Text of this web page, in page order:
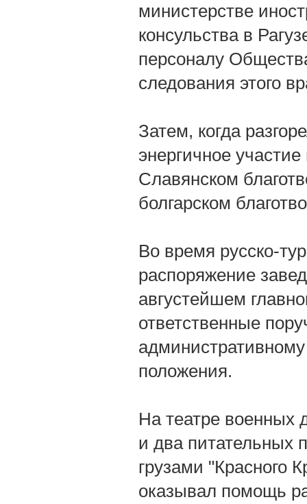
министерстве
консульства в
персоналу
следования этого
Затем, когда
энергичное
Славянском
болгарском
Во время русско-
распоряжение
августейшем
ответственные
положения.
На театре военных
и два питательных
грузами "Красного
оказывал помощь